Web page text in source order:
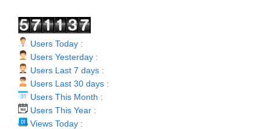
Users Today :
Users Yesterday :
Users Last 7 days :
Users Last 30 days :
Users This Month :
Users This Year :
Views Today :